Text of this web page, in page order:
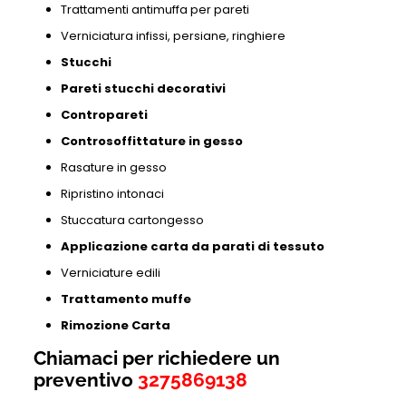
Trattamenti antimuffa per pareti
Verniciatura infissi, persiane, ringhiere
Stucchi
Pareti stucchi decorativi
Contropareti
Controsoffittature in gesso
Rasature in gesso
Ripristino intonaci
Stuccatura cartongesso
Applicazione carta da parati di tessuto
Verniciature edili
Trattamento muffe
Rimozione Carta
Chiamaci per richiedere un
preventivo 3275869138